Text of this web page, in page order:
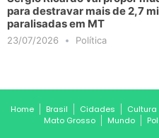
para destravar mais de 2,7
paralisadas em MT
23/07/2026 Política
Home Brasil Cidades Cultura
Mato Grosso
Mundo